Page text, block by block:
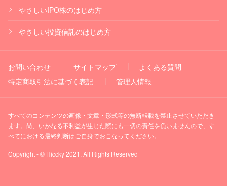
やさしいIPO株のはじめ方
やさしい投資信託のはじめ方
お問い合わせ サイトマップ
よくある質問
特定商取引法に基づく表記
管理人情報
すべてのコンテンツの画像・文章・形式等の無断転載を禁止させていただき
ます。尚、いかなる不利益が生じた際にも一切の責任を負いませんので、す
べてにおける最終判断はご自身でおこなってください。
Copyright - © Hiccky 2021. All Rights Reserved